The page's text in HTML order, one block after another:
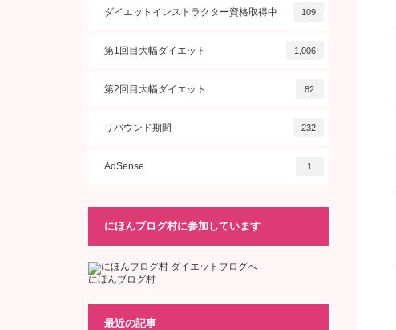
ダイエットインストラクター資格取得中 109
第1回目大幅ダイエット 1,006
第2回目大幅ダイエット 82
リバウンド期間 232
AdSense 1
にほんブログ村に参加しています
にほんブログ村
最近の記事